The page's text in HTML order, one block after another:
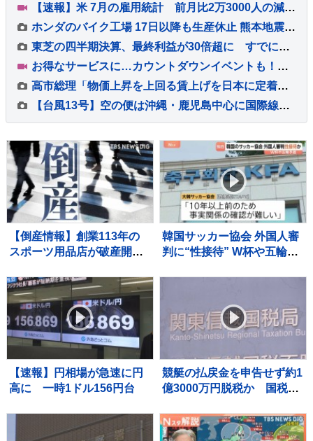
【速報】米 7月の雇用統計 前月比2万3000人の減少 市場予想大きく下回る
ホンダのバイク工場 17日以降も生産休止 熊本地震影響で
東芝の四半期決算、最終利益が30倍超に すでに年間最高を更新 キオクシアHD効果も
お得なサービスに…カウントダウンイベントも！末広がりの「八」が並ぶ令和8年8月8日に日本列島が大盛り上がり！【Nスタ解説】
高市総理「物価上昇を上回る賃上げを日本に定着させる」 国家公務員月給3.51％増へ 人事院の勧告を受け
【台風13号】空の便は沖縄・鹿児島中心に国際線にも台風の影響 ANA・JALは8日も欠航計209便 7日午後8時半現在
【倒産情報】創業113年の
スポーツ用品店が破産開始
超える売上高も…大手との
競争やコロナ禍の影響で赤
字に 福井市 【東京商工リサ
ーチ】
韓国サッカー協会 外国人審
判に“性接待” W杯や五輪の
【速報】円相場が急速に円
高に 一時1ドル156円台
競艇の払戻金を申告せず約1
億3000万円脱税か 国税職
過去には納税者から約1億
5000万円受け取りも 詐欺な